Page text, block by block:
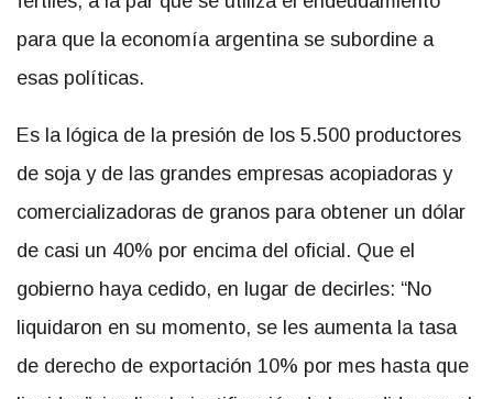
para que la economía argentina se subordine a
esas políticas.
Es la lógica de la presión de los 5.500 productores
de soja y de las grandes empresas acopiadoras y
comercializadoras de granos para obtener un dólar
de casi un 40% por encima del oficial. Que el
gobierno haya cedido, en lugar de decirles: “No
liquidaron en su momento, se les aumenta la tasa
de derecho de exportación 10% por mes hasta que